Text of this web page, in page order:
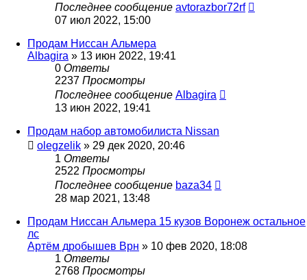
Последнее сообщение avtorazbor72rf
07 июл 2022, 15:00
Продам Ниссан Альмера
Albagira » 13 июн 2022, 19:41
0 Ответы
2237 Просмотры
Последнее сообщение Albagira
13 июн 2022, 19:41
Продам набор автомобилиста Nissan
olegzelik » 29 дек 2020, 20:46
1 Ответы
2522 Просмотры
Последнее сообщение baza34
28 мар 2021, 13:48
Продам Ниссан Альмера 15 кузов Воронеж остальное
лс
Артём дробышев Врн » 10 фев 2020, 18:08
1 Ответы
2768 Просмотры